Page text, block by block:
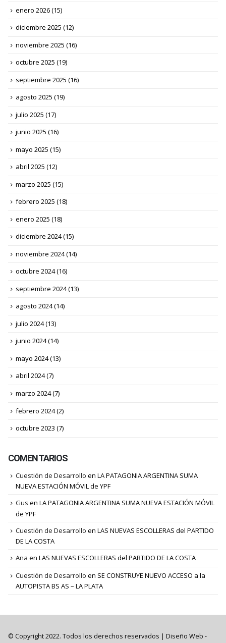
enero 2026(15)
diciembre 2025 (12)
noviembre 2025 (16)
octubre 2025 (19)
septiembre 2025 (16)
agosto 2025 (19)
julio 2025 (17)
junio 2025 (16)
mayo 2025 (15)
abril 2025 (12)
marzo 2025 (15)
febrero 2025 (18)
enero 2025 (18)
diciembre 2024(15)
noviembre 2024(14)
octubre 2024(16)
septiembre 2024(13)
agosto 2024(14)
julio 2024(13)
junio 2024(14)
mayo 2024(13)
abril 2024(7)
marzo 2024(7)
febrero 2024(2)
octubre 2023 (7)
COMENTARIOS
Cuestión de Desarrollo en LA PATAGONIA ARGENTINA SUMA
NUEVA ESTACIÓN MÓVIL de YPF
Gus en LA PATAGONIA ARGENTINA SUMA NUEVA ESTACIÓN MÓVIL
de YPF
Cuestión de Desarrollo en LAS NUEVAS ESCOLLERAS del PARTIDO
DE LA COSTA
Ana en LAS NUEVAS ESCOLLERAS del PARTIDO DE LA COSTA
Cuestión de Desarrollo en SE CONSTRUYE NUEVO ACCESO a la
AUTOPISTA BS AS – LA PLATA
© Copyright 2022. Todos los derechos reservados | Diseño Web -